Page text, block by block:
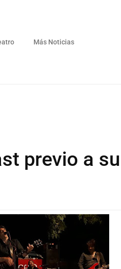
Más Noticias
previo a